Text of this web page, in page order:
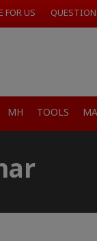
FOR US
MH TOOLS